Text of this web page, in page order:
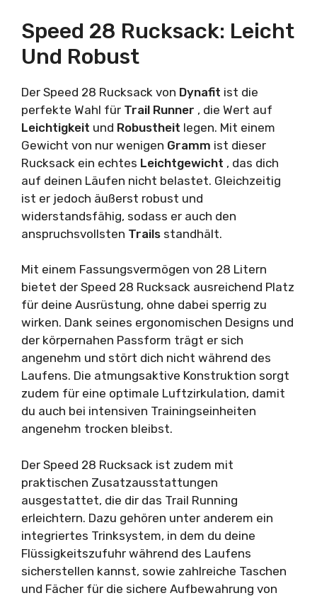
Speed 28 Rucksack: Leicht
Und Robust
Der Speed 28 Rucksack von Dynafit ist die
perfekte Wahl für Trail Runner , die Wert auf
Leichtigkeit und Robustheit legen. Mit einem
Gewicht von nur wenigen Gramm ist dieser
Rucksack ein echtes Leichtgewicht , das dich
auf deinen Läufen nicht belastet. Gleichzeitig
ist er jedoch äußerst robust und
widerstandsfähig, sodass er auch den
anspruchsvollsten Trails standhält.
Mit einem Fassungsvermögen von 28 Litern
bietet der Speed 28 Rucksack ausreichend Platz
für deine Ausrüstung, ohne dabei sperrig zu
wirken. Dank seines ergonomischen Designs und
der körpernahen Passform trägt er sich
angenehm und stört dich nicht während des
Laufens. Die atmungsaktive Konstruktion sorgt
zudem für eine optimale Luftzirkulation, damit
du auch bei intensiven Trainingseinheiten
angenehm trocken bleibst.
Der Speed 28 Rucksack ist zudem mit
praktischen Zusatzausstattungen
ausgestattet, die dir das Trail Running
erleichtern. Dazu gehören unter anderem ein
integriertes Trinksystem, in dem du deine
Flüssigkeitszufuhr während des Laufens
sicherstellen kannst, sowie zahlreiche Taschen
und Fächer für die sichere Aufbewahrung von